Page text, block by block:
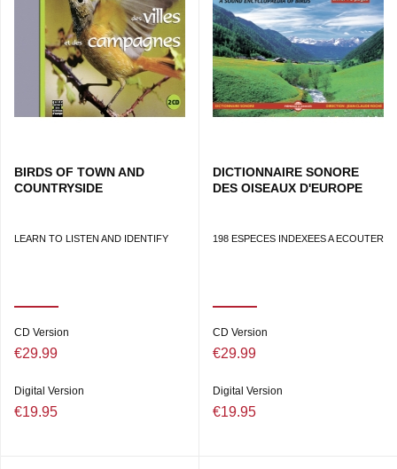
BIRDS OF TOWN AND
COUNTRYSIDE
LEARN TO LISTEN AND IDENTIFY
CD Version
€29.99
Digital Version
€19.95
DICTIONNAIRE SONORE
DES OISEAUX D'EUROPE
198 ESPECES INDEXEES A ECOUTER
CD Version
€29.99
Digital Version
€19.95